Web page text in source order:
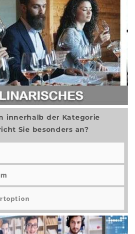
innerhalb der Kategorie
Sie besonders an?